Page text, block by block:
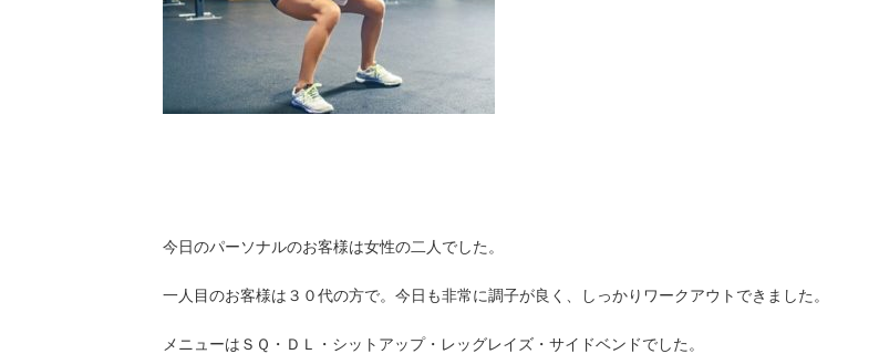
今日のパーソナルのお客様は女性の二人でした。
一人目のお客様は３０代の方で。今日も非常に調子が良く、しっかりワークアウトできました。
メニューはＳＱ・ＤＬ・シットアップ・レッグレイズ・サイドベンドでした。